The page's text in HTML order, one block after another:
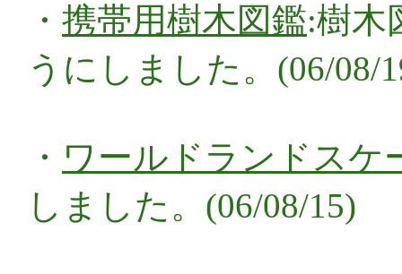
・ 携帯用樹木図鑑:樹木
うにしました。(06/08/
・ ワールドランドスケ
しました。(06/08/15)